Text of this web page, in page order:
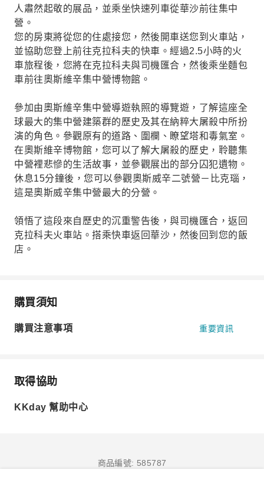
人肅然起敬的展品，並乘坐快速列車從華沙前往集中
營。
您的房東將從您的住處接您，然後開車送您到火車站，
並協助您登上前往克拉科夫的快車。經過2.5小時的火
車旅程後，您將在克拉科夫與司機匯合，然後乘坐麵包
車前往奧斯維辛集中營博物館。
參加由奧斯維辛集中營導遊執照的導覽遊，了解這座全
球最大的集中營建築群的歷史及其在納粹大屠殺中所扮
演的角色。參觀原有的道路、圍欄、瞭望塔和毒氣室。
在奧斯維辛博物館，您可以了解大屠殺的歷史，聆聽集
中營裡悲慘的生活故事，並參觀展出的部分囚犯遺物。
休息15分鐘後，您可以參觀奧斯威辛二號營－比克瑙，
這是奧斯威辛集中營最大的分營。
領悟了這段來自歷史的沉重警告後，與司機匯合，返回
克拉科夫火車站。搭乘快車返回華沙，然後回到您的飯
店。
購買須知
購買注意事項 重要資訊
取得協助
KKday 幫助中心
商品編號: 585787